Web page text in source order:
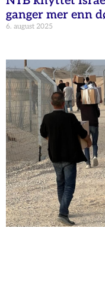
ganger mer enn
6. august 2025